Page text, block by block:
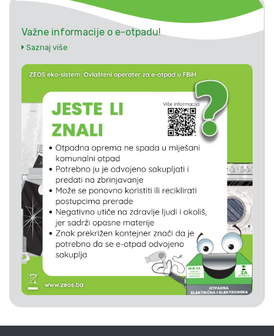
Važne informacije o e-otpadu!
Saznaj više